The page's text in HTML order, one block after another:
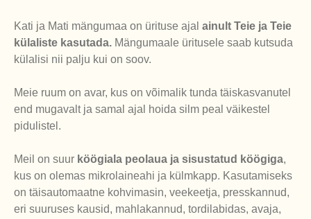
Kati ja Mati mängumaa on ürituse ajal ainult Teie ja Teie
külaliste kasutada. Mängumaale üritusele saab kutsuda
külalisi nii palju kui on soov.
Meie ruum on avar, kus on võimalik tunda täiskasvanutel
end mugavalt ja samal ajal hoida silm peal väikestel
pidulistel.
Meil on suur köögiala peolaua ja sisustatud köögiga,
kus on olemas mikrolaineahi ja külmkapp. Kasutamiseks
on täisautomaatne kohvimasin, veekeetja, presskannud,
eri suuruses kausid, mahlakannud, tordilabidas, avaja,